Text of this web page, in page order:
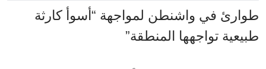
طوارئ في واشنطن لمواجهة “أسوأ كارثة
طبيعية تواجهها المنطقة”